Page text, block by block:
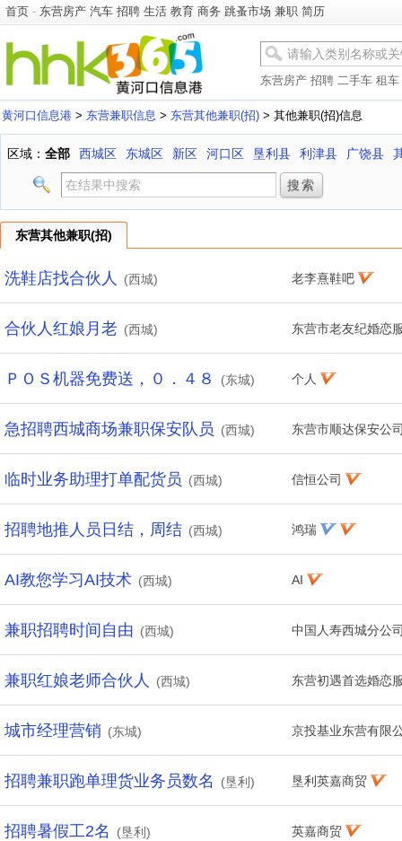
首页 - 东营房产 汽车 招聘 生活 教育 商务 跳蚤市场 兼职 简历
东营房产 招聘 二手车 租车
黄河口信息港 > 东营兼职信息 > 东营其他兼职(招) > 其他兼职(招)信息
区域： 全部 西城区 东城区 新区 河口区 垦利县 利津县 广饶县
东营其他兼职(招)
洗鞋店找合伙人 (西城) 老李熹鞋吧
合伙人红娘月老 (西城) 东营市老友纪婚恋
ＰＯＳ机器免费送，０．４８ (东城) 个人
急招聘西城商场兼职保安队员 (西城) 东营市顺达保安公
临时业务助理打单配货员 (西城) 信恒公司
招聘地推人员日结，周结 (西城) 鸿瑞
AI教您学习AI技术 (西城) AI
兼职招聘时间自由 (西城) 中国人寿西城分公
兼职红娘老师合伙人 (西城) 东营初遇首选婚恋
城市经理营销 (东城) 京投基业东营有限
招聘兼职跑单理货业务员数名 (垦利) 垦利英嘉商贸
招聘暑假工2名 (垦利) 英嘉商贸